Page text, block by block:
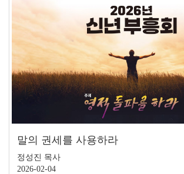
말의 권세를 사용하라
정성진 목사
2026-02-04